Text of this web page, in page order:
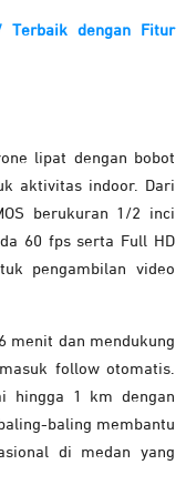
Terbaik dengan Fitur
lipat dengan bobot
aktivitas indoor. Dari
berukuran 1/2 inci
60 fps serta Full HD
pengambilan video
menit dan mendukung
follow otomatis.
hingga 1 km dengan
baling membantu
di medan yang